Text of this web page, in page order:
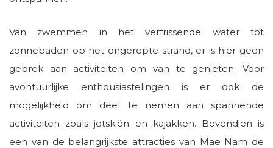
Van zwemmen in het verfrissende water tot
zonnebaden op het ongerepte strand, er is hier geen
gebrek aan activiteiten om van te genieten. Voor
avontuurlijke enthousiastelingen is er ook de
mogelijkheid om deel te nemen aan spannende
activiteiten zoals jetskiën en kajakken. Bovendien is
een van de belangrijkste attracties van Mae Nam de